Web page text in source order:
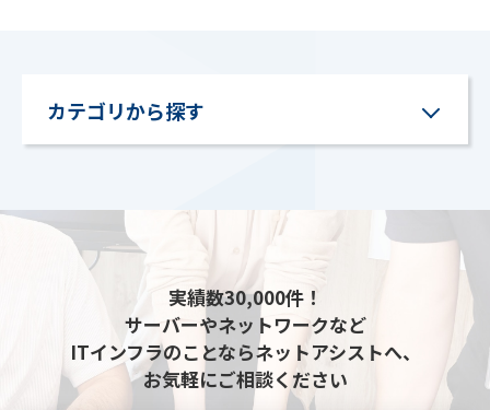
カテゴリから探す
実績数30,000件！
サーバーやネットワークなど
ITインフラのことならネットアシストへ、
お気軽にご相談ください